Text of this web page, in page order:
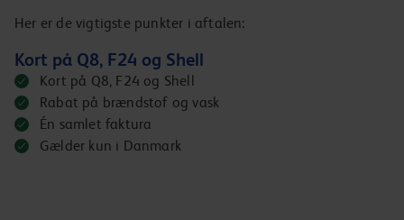
Her er de vigtigste punkter i aftalen:
Kort på Q8, F24 og Shell
Kort på Q8, F24 og Shell
Rabat på brændstof og vask
Én samlet faktura
Gælder kun i Danmark